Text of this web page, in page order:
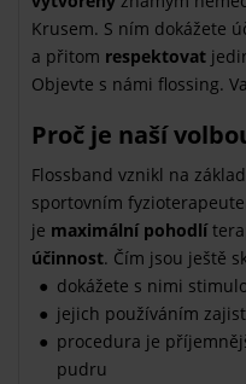
Krusem. S ním dokážete
a přitom respektovat
Objevte s námi flossing.
Proč je naší
Flossband vznikl na
sportovním
je maximální pohodlí
účinnost. Čím jsou ještě
dokážete s nimi
jejich používáním
procedura je
pudru